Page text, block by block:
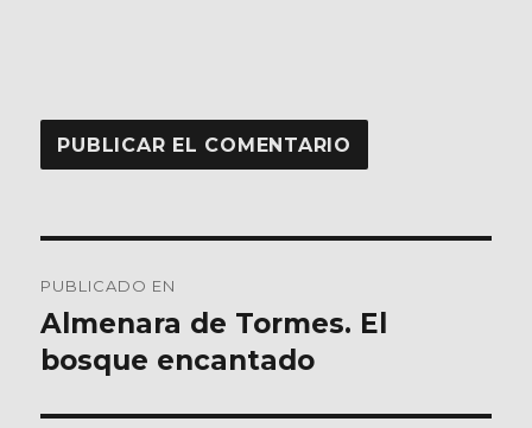
de
entradas
PUBLICADO EN
Almenara de Tormes. El
bosque encantado